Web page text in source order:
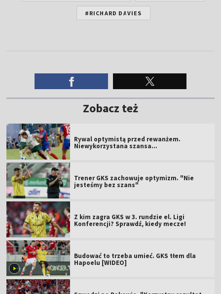
#RICHARD DAVIES
Zobacz też
Rywal optymistą przed rewanżem.
Niewykorzystana szansa...
Trener GKS zachowuje optymizm. "Nie
jesteśmy bez szans"
Z kim zagra GKS w 3. rundzie el. Ligi
Konferencji? Sprawdź, kiedy mecze!
Budować to trzeba umieć. GKS tłem dla
Hapoelu [WIDEO]